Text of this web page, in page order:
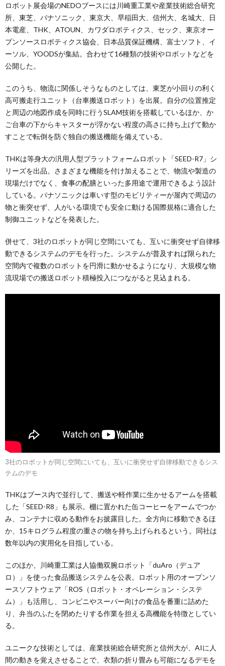
ロボット展会場のNEDOブースには川崎重工業や産業技術総合研究
所、東芝、パナソニック、東京大、早稲田大、信州大、名城大、日
本電産、THK、ATOUN、カワダロボティクス、セック、東京オー
プンソースロボティクス協会、日本品質保証機構、富士ソフト、イ
ーソル、YOODSが集結。合わせて16種類の技術やロボットなどを
公開した。
このうち、物流に関係しそうなものとしては、東芝が小回りの利く
高可搬走行ユニット（台車搬送ロボット）を出展。自分の位置推定
と周辺の地図作成を同時に行うSLAM技術を搭載しているほか、か
ご台車の下からキャスターが浮かない程度の高さに持ち上げて動か
すことで転倒を防ぐ独自の搬送機能を備えている。
THKは等身大の汎用人型プラットフォームロボット「SEED-R7」シ
リーズを出品。さまざまな機能を付け加えることで、物流や製造の
現場だけでなく、食事の配膳といった多用途で運用できるよう設計
している。パナソニックは車いす型のモビリティーが屋内で周辺の
物と衝突せず、人がいる環境でも安全に動ける国際規格に適合した
制御ユニットなどを発表した。
併せて、3社のロボットが同じ空間にいても、互いに衝突せず自律移
動できるシステムのデモを行った。システムが普及すれば限られた
空間内で複数のロボットを円滑に動かせるようになり、大規模な物
流現場での搬送ロボット積極投入につながると見込まれる。
3社のロボットが同じ空間にいても、互いに衝突せず自律移動できるシス
テムのデモ
THKはブース内で並行して、搬送や軽作業に生かせるアームを搭載
した「SEED-R8」も展示。棚に置かれた缶コーヒーをアームでつか
み、コンテナに収める動作をお披露目した。全方向に移動できるほ
か、15キログラム程度の重さの物を持ち上げられるという。同社は
数年以内の実用化を目指している。
このほか、川崎重工業は人協働双腕ロボット「duAro（デュア
ロ）」を使った食品搬送システムを公表。ロボット用のオープンソ
ースソフトウェア「ROS（ロボット・オペレーション・システ
ム）」も活用し、コンビニやスーパー向けの食品を番重に詰めた
り、弁当のふたを閉めたりする作業を担える高機能を特徴としてい
る。
ユニークな技術としては、産業技術総合研究所と信州大が、AIに人
間の動きを覚えさせることで、衣類の折り畳みも可能になるデモを